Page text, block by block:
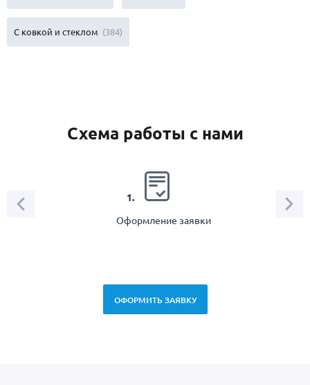
С ковкой и стеклом (384)
Схема работы с нами
1.
Оформление заявки
ОФОРМИТЬ ЗАЯВКУ